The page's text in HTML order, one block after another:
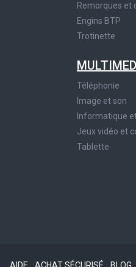
Remorques et
Engins BTP
Trotinette
Téléphonie
Image et son
Informatique
Jeux vidéo et
Tablette